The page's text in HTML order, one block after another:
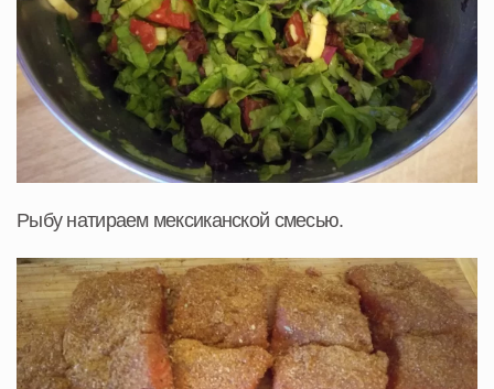
Рыбу натираем мексиканской смесью.